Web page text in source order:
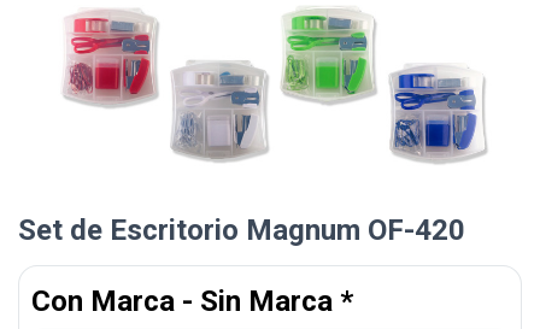
Set de Escritorio Magnum OF-420
Con Marca - Sin Marca *